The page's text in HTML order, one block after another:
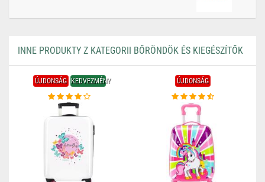
INNE PRODUKTY Z KATEGORII BŐRÖNDÖK ÉS KIEGÉSZÍTŐK
ÚJDONSÁG KEDVEZMÉNY ÚJDONSÁG